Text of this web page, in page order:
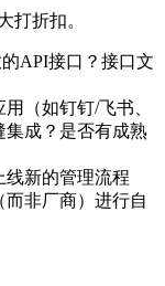
打折扣。
API接口？接口文
（如钉钉/飞书、
集成？是否有成熟
线新的管理流程
非厂商）进行自